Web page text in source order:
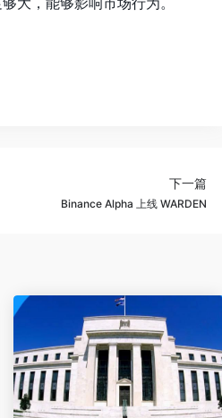
下一篇
Binance Alpha 上线 WARDEN